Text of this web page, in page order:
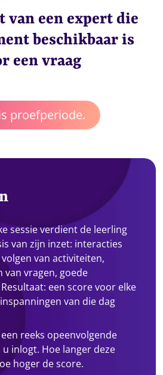
van een expert die
beschikbaar is
een vraag
proefperiode.
sessie verdient de leerling
van zijn inzet: interacties
van activiteiten,
van vragen, goede
een score voor elke
van die dag
reeks opeenvolgende
inlogt. Hoe langer deze
hoger de score.